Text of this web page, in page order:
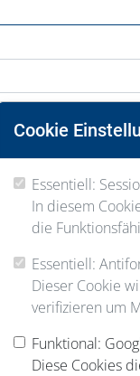
Cookie
Essentiell:
In diesem
die
Essentiell:
Dieser Cookie
verifizieren um
Funktional:
Diese Cookies